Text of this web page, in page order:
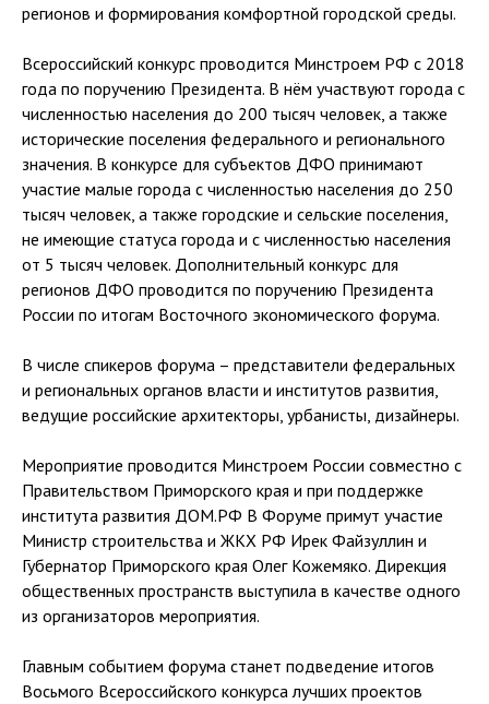
регионов и формирования комфортной городской среды.
Всероссийский конкурс проводится Минстроем РФ с 2018
года по поручению Президента. В нём участвуют города с
численностью населения до 200 тысяч человек, а также
исторические поселения федерального и регионального
значения. В конкурсе для субъектов ДФО принимают
участие малые города с численностью населения до 250
тысяч человек, а также городские и сельские поселения,
не имеющие статуса города и с численностью населения
от 5 тысяч человек. Дополнительный конкурс для
регионов ДФО проводится по поручению Президента
России по итогам Восточного экономического форума.
В числе спикеров форума – представители федеральных
и региональных органов власти и институтов развития,
ведущие российские архитекторы, урбанисты, дизайнеры.
Мероприятие проводится Минстроем России совместно с
Правительством Приморского края и при поддержке
института развития ДОМ.РФ В Форуме примут участие
Министр строительства и ЖКХ РФ Ирек Файзуллин и
Губернатор Приморского края Олег Кожемяко. Дирекция
общественных пространств выступила в качестве одного
из организаторов мероприятия.
Главным событием форума станет подведение итогов
Восьмого Всероссийского конкурса лучших проектов